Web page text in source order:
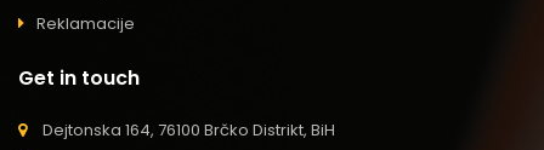
Reklamacije
Get in touch
Dejtonska 164, 76100 Brčko Distrikt, BiH